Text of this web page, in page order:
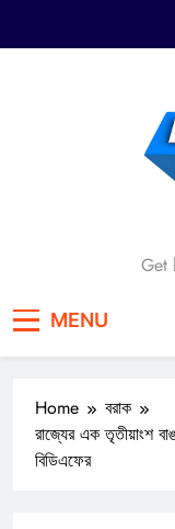
Get
MENU
Home
বরাক
রাজ্যের এক তৃতীয়াংশ
বিডিএফের